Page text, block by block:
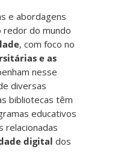
e abordagens
redor do mundo
, com foco no
e as
nesse
diversas
bibliotecas têm
educativos
relacionadas
digital dos